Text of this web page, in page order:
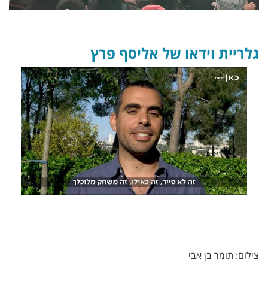
גלריית וידאו של אליסף פרץ
צילום: תומר בן אבי